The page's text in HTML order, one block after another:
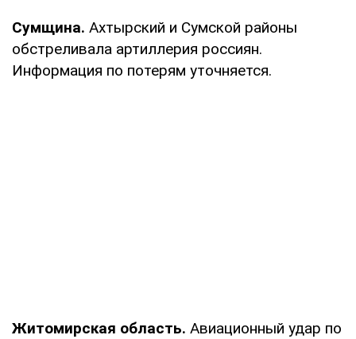
Сумщина. Ахтырский и Сумской районы
обстреливала артиллерия россиян.
Информация по потерям уточняется.
Житомирская область. Авиационный удар по